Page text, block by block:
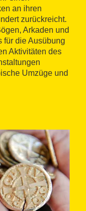
an ihren
zurückreicht.
Arkaden und
für die Ausübung
Aktivitäten des
Umzüge und